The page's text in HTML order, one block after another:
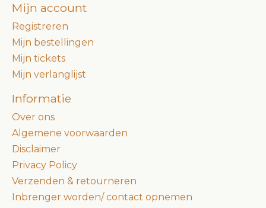
Mijn account
Registreren
Mijn bestellingen
Mijn tickets
Mijn verlanglijst
Informatie
Over ons
Algemene voorwaarden
Disclaimer
Privacy Policy
Verzenden & retourneren
Inbrenger worden/ contact opnemen